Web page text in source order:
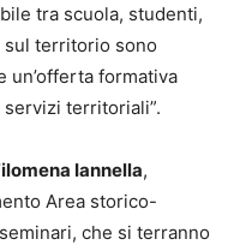
tra scuola, studenti,
territorio sono
un’offerta formativa
territoriali”.
Iannella,
Area storico-
che si terranno